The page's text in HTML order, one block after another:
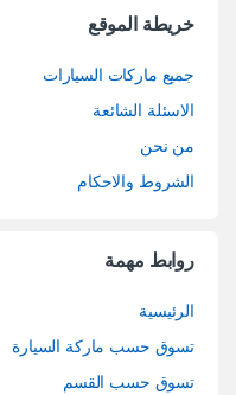
خريطة الموقع
جميع ماركات السيارات
الاسئلة الشائعة
من نحن
الشروط والاحكام
روابط مهمة
الرئيسية
تسوق حسب ماركة السيارة
تسوق حسب القسم